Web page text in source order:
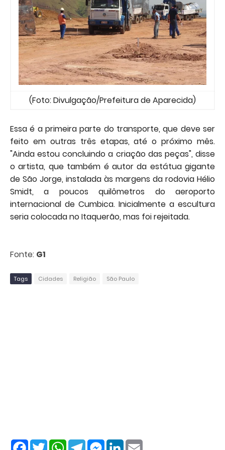
(Foto: Divulgação/Prefeitura de Aparecida)
Essa é a primeira parte do transporte, que deve ser
feito em outras três etapas, até o próximo mês.
"Ainda estou concluindo a criação das peças", disse
o artista, que também é autor da estátua gigante
de São Jorge, instalada às margens da rodovia Hélio
Smidt, a poucos quilômetros do aeroporto
internacional de Cumbica. Inicialmente a escultura
seria colocada no Itaquerão, mas foi rejeitada.
Fonte: G1
Tags Cidades Religião São Paulo
F
T
W
T
M
L